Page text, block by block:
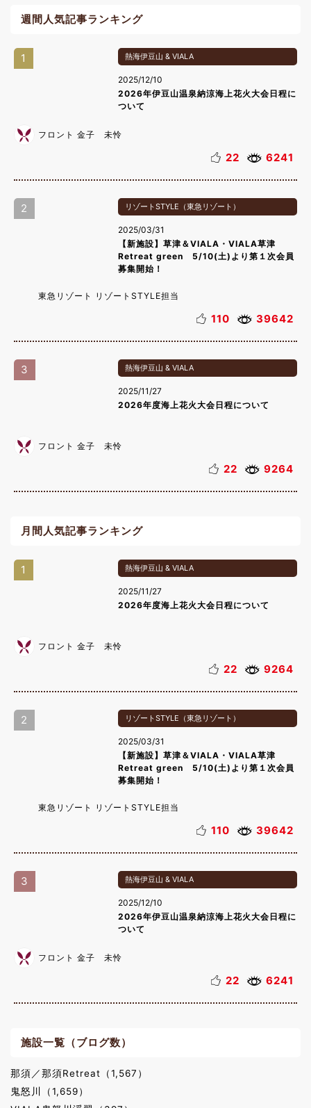
週間人気記事ランキング
1 熱海伊豆山 & VIALA
2025/12/10
2026年伊豆山温泉納涼海上花火大会日程に
ついて
フロント 金子 未怜
22 6241
2 リゾートSTYLE（東急リゾート）
2025/03/31
【新施設】草津＆VIALA・VIALA草津
Retreat green 5/10(土)より第１次会員
募集開始！
東急リゾート リゾートSTYLE担当
110 39642
3 熱海伊豆山 & VIALA
2025/11/27
2026年度海上花火大会日程について
フロント 金子 未怜
22 9264
月間人気記事ランキング
1 熱海伊豆山 & VIALA
2025/11/27
2026年度海上花火大会日程について
フロント 金子 未怜
22 9264
2 リゾートSTYLE（東急リゾート）
2025/03/31
【新施設】草津＆VIALA・VIALA草津
Retreat green 5/10(土)より第１次会員
募集開始！
東急リゾート リゾートSTYLE担当
110 39642
3 熱海伊豆山 & VIALA
2025/12/10
2026年伊豆山温泉納涼海上花火大会日程に
ついて
フロント 金子 未怜
22 6241
施設一覧（ブログ数）
那須／那須Retreat（1,567）
鬼怒川（1,659）